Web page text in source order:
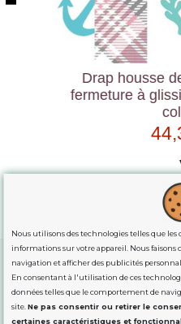
Drap housse de
fermeture à
GUIDE DES TAILLES
Nous utilisons des technologies telles que les
informations sur votre appareil. Nous faisons
navigation et afficher des publicités
En consentant à l'utilisation de ces
données telles que le comportement de
site.Ne pas consentir ou retirer le
certaines caractéristiques et